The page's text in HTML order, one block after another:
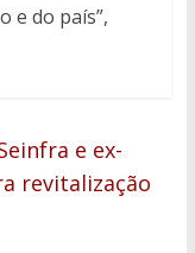
e do país”,
e ex-
revitalização